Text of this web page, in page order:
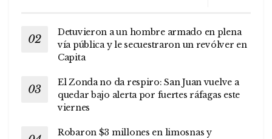
Detuvieron a un hombre armado en plena
vía pública y le secuestraron un revólver en
Capita
El Zonda no da respiro: San Juan vuelve a
quedar bajo alerta por fuertes ráfagas este
viernes
Robaron $3 millones en limosnas y